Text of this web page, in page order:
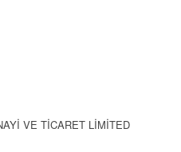
VE TİCARET LİMİTED